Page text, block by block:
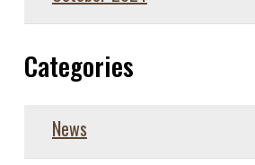
Categories
News